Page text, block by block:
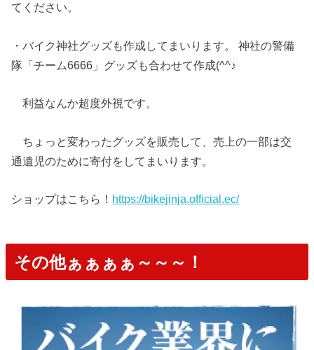
てください。
・バイク神社グッズも作成してまいります。 神社の警備
隊「チーム6666」グッズも合わせて作成(^^♪
利益なんか超度外視です。
ちょっと変わったグッズを販売して、売上の一部は交
通遺児のために寄付をしてまいります。
ショップはこちら！ https://bikejinja.official.ec/
その他ぁぁぁぁ～～～！